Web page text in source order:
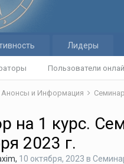
Пользователи
Лидеры
и Информация
на 1 курс.
2023 г.
, 10 октября, 2023 в